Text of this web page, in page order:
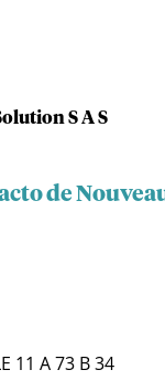
S A S
de
11 A 73 B 34